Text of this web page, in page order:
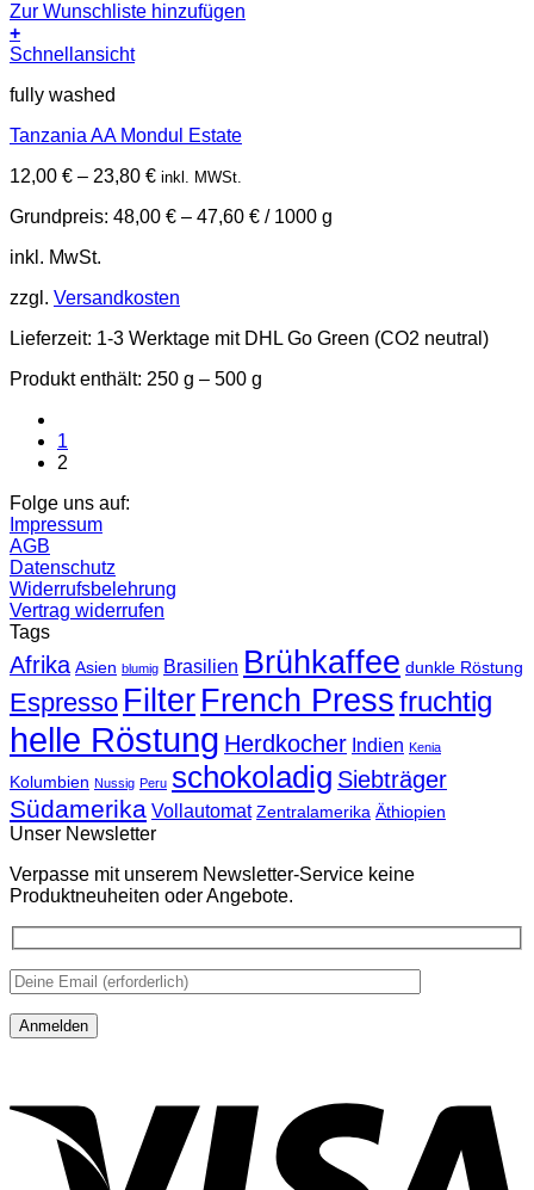
Zur Wunschliste hinzufügen
+
Dieses
weist
Varianten
Die
können
auf
der
Produktseite
gewählt
werden
Schnellansicht
fully washed
Tanzania AA Mondul Estate
12,00 € – 23,80 € inkl. MWSt.
Grundpreis: 48,00 € – 47,60 € / 1000 g
inkl. MwSt.
zzgl. Versandkosten
Lieferzeit: 1-3 Werktage mit DHL Go Green (CO2 neutral)
Produkt enthält: 250 g – 500 g
1
2
Folge uns auf:
Impressum
AGB
Datenschutz
Widerrufsbelehrung
Vertrag widerrufen
Tags
Afrika Asien blumig Brasilien Brühkaffee dunkle Röstung
Espresso FilterFrench Pressfruchtig
helle Röstung Herdkocher Indien Kenia
Kolumbien Nussig Peru schokoladig Siebträger
Südamerika Vollautomat Zentralamerika Äthiopien
Unser Newsletter
Verpasse mit unserem Newsletter-Service keine
Produktneuheiten oder Angebote.